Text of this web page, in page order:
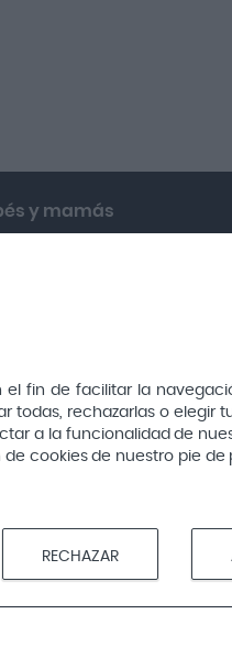
y mamás
del bebé
y apósitos
el fin de facilitar la
todas, rechazarlas o elegir
a la funcionalidad de
cookies de nuestro pie de
RECHAZAR